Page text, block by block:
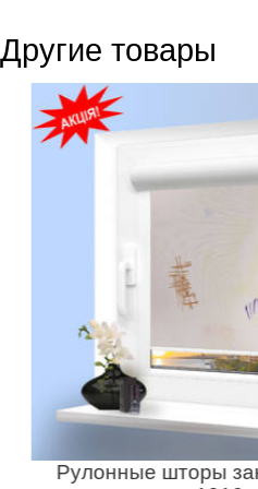
Другие товары
Рулонные шторы